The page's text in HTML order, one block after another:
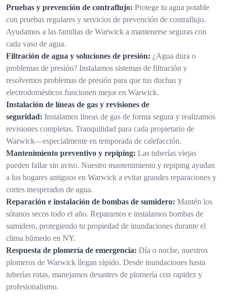
Pruebas y prevención de contraflujo: Protege tu agua potable
con pruebas regulares y servicios de prevención de contraflujo.
Ayudamos a las familias de Warwick a mantenerse seguras con
cada vaso de agua.
Filtración de agua y soluciones de presión: ¿Agua dura o
problemas de presión? Instalamos sistemas de filtración y
resolvemos problemas de presión para que tus duchas y
electrodomésticos funcionen mejor en Warwick.
Instalación de líneas de gas y revisiones de
seguridad: Instalamos líneas de gas de forma segura y realizamos
revisiones completas. Tranquilidad para cada propietario de
Warwick—especialmente en temporada de calefacción.
Mantenimiento preventivo y repiping: Las tuberías viejas
pueden fallar sin aviso. Nuestro mantenimiento y repiping ayudan
a los hogares antiguos en Warwick a evitar grandes reparaciones y
cortes inesperados de agua.
Reparación e instalación de bombas de sumidero: Mantén los
sótanos secos todo el año. Reparamos e instalamos bombas de
sumidero, protegiendo tu propiedad de inundaciones durante el
clima húmedo en NY.
Respuesta de plomería de emergencia: Día o noche, nuestros
plomeros de Warwick llegan rápido. Desde inundaciones hasta
tuberías rotas, manejamos desastres de plomería con rapidez y
profesionalismo.